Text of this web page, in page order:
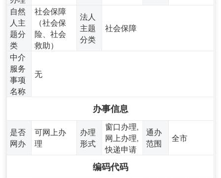
自然
人主
题分
类
社会保障
（社会保
险、社会
救助）
法人
主题
分类
社会保障
中介
服务
事项
名称
无
办事信息
是否
网办
可网上办
理
办理
形式
窗口办理,
网上办理,
快递申请
通办
范围
全市
编码代码